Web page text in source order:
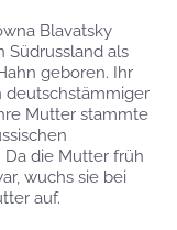
Blavatsky
Südrussland als
geboren. Ihr
deutschstämmiger
Mutter stammte
Da die Mutter früh
wuchs sie bei
auf.